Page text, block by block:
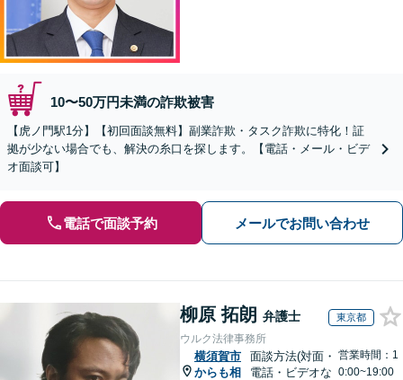
10〜50万円未満の詐欺被害
【虎ノ門駅1分】【初回面談無料】副業詐欺・タスク詐欺に特化！証
拠が少ない場合でも、解決の糸口を探します。【電話・メール・ビデ
オ面談可】
電話で面談予約 メールでお問い合わせ
柳原 拓朗 弁護士 東京都
ウルク法律事務所
横須賀市
からも相
面談方法(対面・
電話・ビデオな
営業時間：1
0:00~19:00